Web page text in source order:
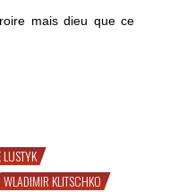
mais dieu que ce
LUSTYK
WLADIMIR KLITSCHKO